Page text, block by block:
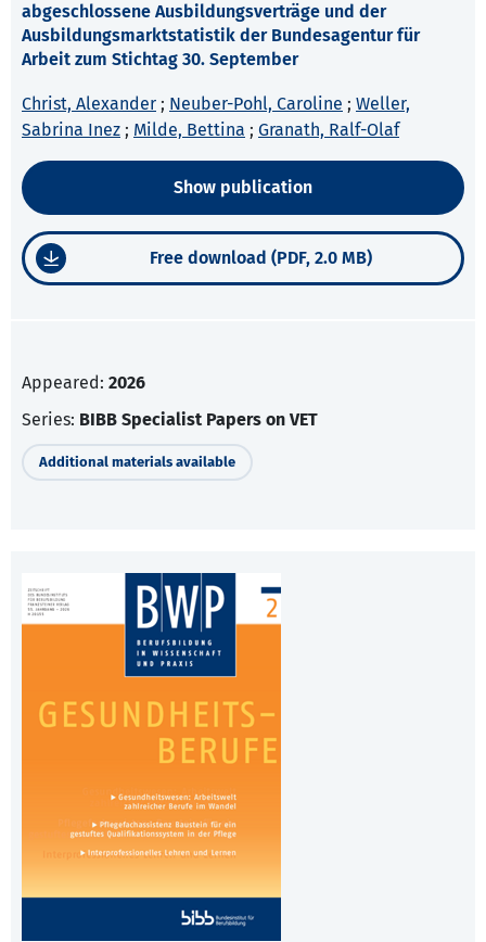
abgeschlossene Ausbildungsverträge und der
Ausbildungsmarktstatistik der Bundesagentur für
Arbeit zum Stichtag 30. September
Christ, Alexander ; Neuber-Pohl, Caroline ; Weller,
Sabrina Inez ; Milde, Bettina ; Granath, Ralf-Olaf
Show publication
Free download (PDF, 2.0 MB)
Appeared: 2026
Series: BIBB Specialist Papers on VET
Additional materials available